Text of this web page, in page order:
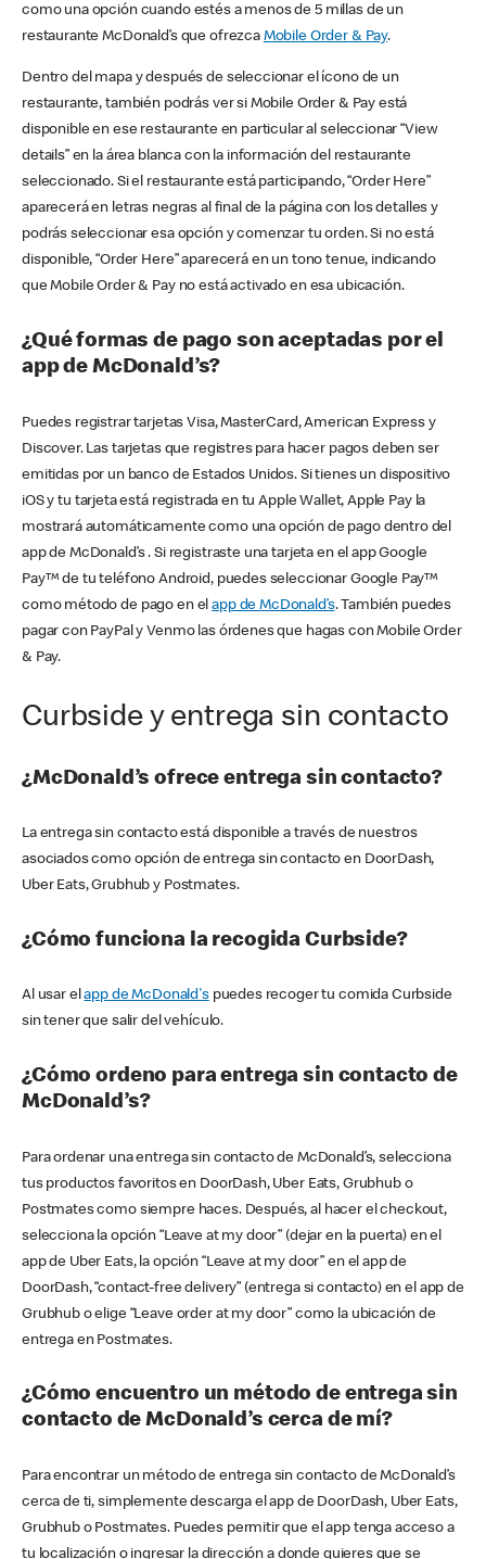
como una opción cuando estés a menos de 5 millas de un
restaurante McDonald’s que ofrezca Mobile Order & Pay.
Dentro del mapa y después de seleccionar el ícono de un
restaurante, también podrás ver si Mobile Order & Pay está
disponible en ese restaurante en particular al seleccionar “View
details” en la área blanca con la información del restaurante
seleccionado. Si el restaurante está participando, “Order Here”
aparecerá en letras negras al final de la página con los detalles y
podrás seleccionar esa opción y comenzar tu orden. Si no está
disponible, “Order Here” aparecerá en un tono tenue, indicando
que Mobile Order & Pay no está activado en esa ubicación.
¿Qué formas de pago son aceptadas por el
app de McDonald’s?
Puedes registrar tarjetas Visa, MasterCard, American Express y
Discover. Las tarjetas que registres para hacer pagos deben ser
emitidas por un banco de Estados Unidos. Si tienes un dispositivo
iOS y tu tarjeta está registrada en tu Apple Wallet, Apple Pay la
mostrará automáticamente como una opción de pago dentro del
app de McDonald’s . Si registraste una tarjeta en el app Google
Pay™ de tu teléfono Android, puedes seleccionar Google Pay™
como método de pago en elapp de McDonald’s. También puedes
pagar con PayPal y Venmo las órdenes que hagas con Mobile Order
& Pay.
Curbside y entrega sin contacto
¿McDonald’s ofrece entrega sin contacto?
La entrega sin contacto está disponible a través de nuestros
asociados como opción de entrega sin contacto en DoorDash,
Uber Eats, Grubhub y Postmates.
¿Cómo funciona la recogida Curbside?
Al usar elapp de McDonald'spuedes recoger tu comida Curbside
sin tener que salir del vehículo.
¿Cómo ordeno para entrega sin contacto de
McDonald’s?
Para ordenar una entrega sin contacto de McDonald’s, selecciona
tus productos favoritos en DoorDash, Uber Eats, Grubhub o
Postmates como siempre haces. Después, al hacer el checkout,
selecciona la opción “Leave at my door” (dejar en la puerta) en el
app de Uber Eats, la opción “Leave at my door” en el app de
DoorDash, “contact-free delivery” (entrega si contacto) en el app de
Grubhub o elige “Leave order at my door” como la ubicación de
entrega en Postmates.
¿Cómo encuentro un método de entrega sin
contacto de McDonald’s cerca de mí?
Para encontrar un método de entrega sin contacto de McDonald’s
cerca de ti, simplemente descarga el app de DoorDash, Uber Eats,
Grubhub o Postmates. Puedes permitir que el app tenga acceso a
tu localización o ingresar la dirección a donde quieres que se